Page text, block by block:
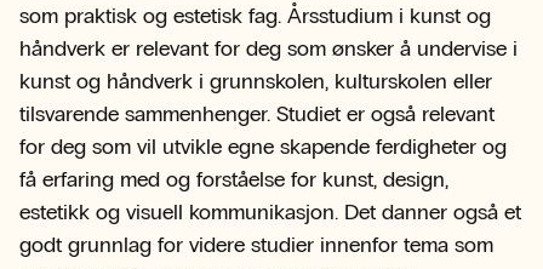
som praktisk og estetisk fag. Årsstudium i kunst og
håndverk er relevant for deg som ønsker å undervise i
kunst og håndverk i grunnskolen, kulturskolen eller
tilsvarende sammenhenger. Studiet er også relevant
for deg som vil utvikle egne skapende ferdigheter og
få erfaring med og forståelse for kunst, design,
estetikk og visuell kommunikasjon. Det danner også et
godt grunnlag for videre studier innenfor tema som